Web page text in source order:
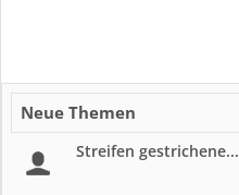
Neue Themen
Streifen gestrichene...